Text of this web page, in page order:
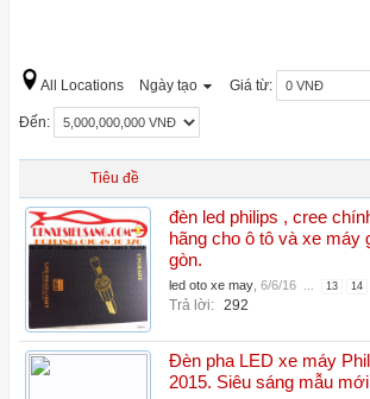
All Locations Ngày tạo Giá từ:
Đến:
Tiêu đề
đèn led philips , cree
hãng cho ô tô và xe máy
gòn.
led oto xe may 6/6/16 ... 13 14
Trả lời: 292
Đèn pha LED xe máy
2015. Siêu sáng mẫu